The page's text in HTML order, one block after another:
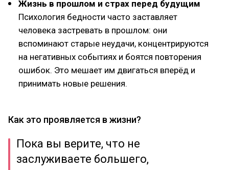
Жизнь в прошлом и страх перед будущим
Психология бедности часто заставляет
человека застревать в прошлом: они
вспоминают старые неудачи, концентрируются
на негативных событиях и боятся повторения
ошибок. Это мешает им двигаться вперёд и
принимать новые решения.
Как это проявляется в жизни?
Пока вы верите, что не
заслуживаете большего,